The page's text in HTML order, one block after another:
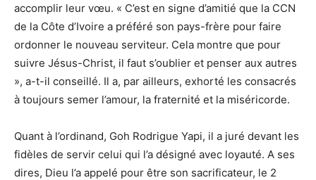
accomplir leur vœu. « C’est en signe d’amitié que la CCN
de la Côte d’Ivoire a préféré son pays-frère pour faire
ordonner le nouveau serviteur. Cela montre que pour
suivre Jésus-Christ, il faut s’oublier et penser aux autres
», a-t-il conseillé. Il a, par ailleurs, exhorté les consacrés
à toujours semer l’amour, la fraternité et la miséricorde.
Quant à l’ordinand, Goh Rodrigue Yapi, il a juré devant les
fidèles de servir celui qui l’a désigné avec loyauté. A ses
dires, Dieu l’a appelé pour être son sacrificateur, le 2